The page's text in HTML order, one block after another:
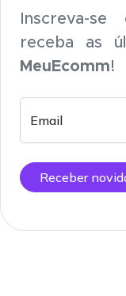
Inscreva-
receba as
MeuEcomm!
Email
Receber